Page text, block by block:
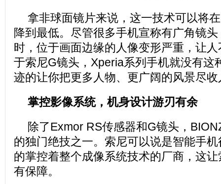
拿非球面镜片来说，这一技术可以将
降到最低。尽管很多手机宣称有广角镜
时，位于画面边缘的人像变形严重，让
于索尼G镜头，Xperia系列手机就没有这
迹的让你把更多人物、更广阔的风景尽收
掌控影像系统，机身设计游刃有余
除了Exmor RS传感器和G镜头，
的独门绝技之一。索尼可以说是智能手
的掌控着整个成像系统技术的厂商，这
有保障。